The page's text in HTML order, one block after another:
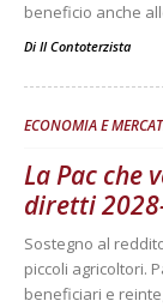
beneficio anche
Di Il Contoterzista
ECONOMIA E
La Pac che
diretti
Sostegno al
piccoli agricoltori.
beneficiari e